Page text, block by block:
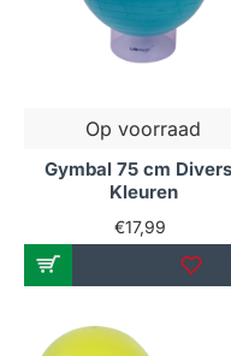
en daarom bieden wij
die aan
zijn
tegelijkertijd comfort
Daarnaast zijn onze
prestaties te
Extra
voor
Op voorraad
Gymbal 75 cm
Kleuren
€17,99